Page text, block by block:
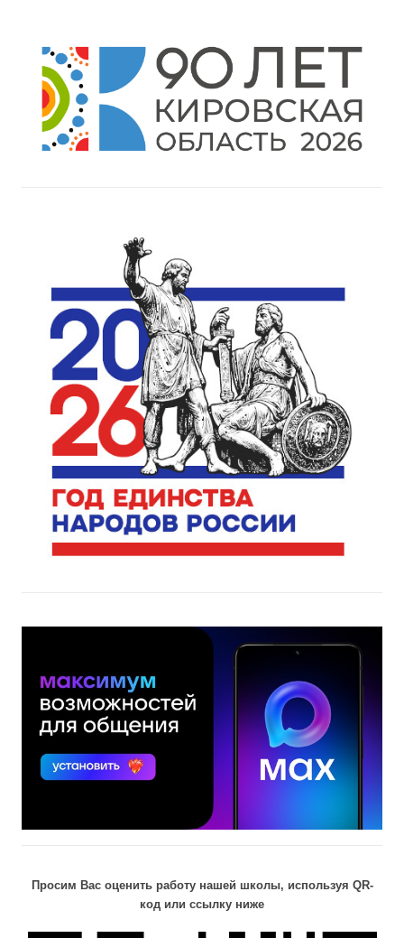
Просим Вас оценить работу нашей школы, используя QR-
код или ссылку ниже